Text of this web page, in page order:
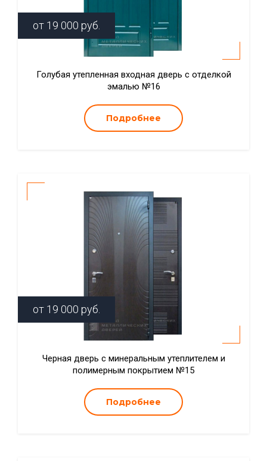
от 19 000 руб.
Голубая утепленная входная дверь с отделкой
эмалью №16
Подробнее
от 19 000 руб.
Черная дверь с минеральным утеплителем и
полимерным покрытием №15
Подробнее